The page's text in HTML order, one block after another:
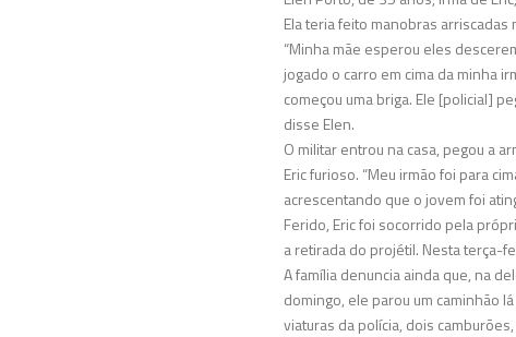
Ela teria feito manobras arriscadas
“Minha mãe esperou eles
jogado o carro em cima da minha
começou uma briga. Ele [policial]
disse Elen.
O militar entrou na casa, pegou a
Eric furioso. “Meu irmão foi para
acrescentando que o jovem foi
Ferido, Eric foi socorrido pela
a retirada do projétil. Nesta terça-
A família denuncia ainda que, na
domingo, ele parou um caminhão
viaturas da polícia, dois